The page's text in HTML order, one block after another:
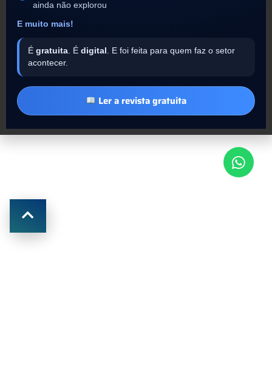
ainda não explorou
E muito mais!
É gratuita. É digital . E foi feita para quem faz o setor
acontecer.
Ler a revista gratuita